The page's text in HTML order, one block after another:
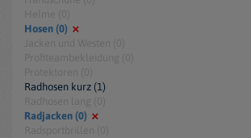
Hosen (0)
Radhosen kurz (1)
Radjacken (0)